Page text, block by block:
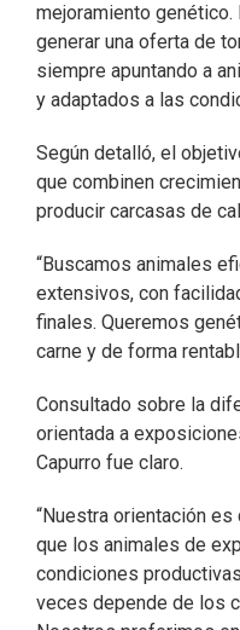
mejoramiento genético.
generar una oferta de
siempre apuntando a
y adaptados a las
Según detalló, el
que combinen
producir carcasas de
“Buscamos animales
extensivos, con
finales. Queremos
carne y de forma
Consultado sobre la
orientada a
Capurro fue claro.
“Nuestra orientación
que los animales de
condiciones
veces depende de los